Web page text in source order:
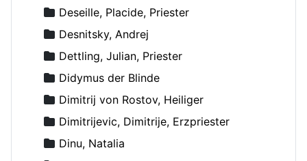
Deseille, Placide, Priester
Desnitsky, Andrej
Dettling, Julian, Priester
Didymus der Blinde
Dimitrij von Rostov, Heiliger
Dimitrijevic, Dimitrije, Erzpriester
Dinu, Natalia